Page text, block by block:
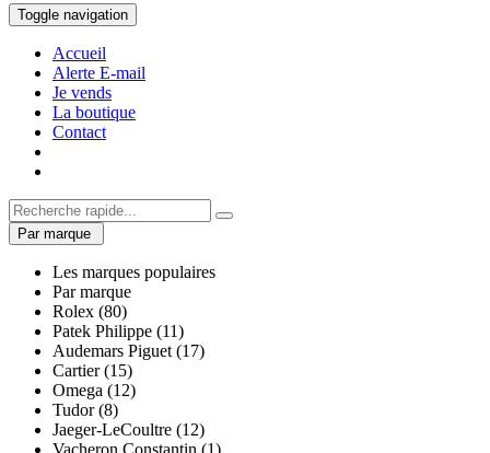
Toggle navigation
Accueil
Alerte E-mail
Je vends
La boutique
Contact
Par marque
Les marques populaires
Par marque
Rolex (80)
Patek Philippe (11)
Audemars Piguet (17)
Cartier (15)
Omega (12)
Tudor (8)
Jaeger-LeCoultre (12)
Vacheron Constantin (1)